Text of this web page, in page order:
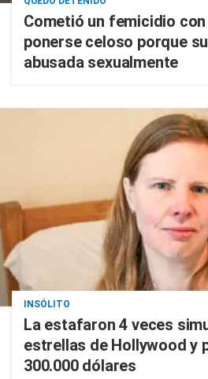
Cometió un femicidio
ponerse celoso porque
abusada sexualmente
INSÓLITO
La estafaron 4 veces
estrellas de Hollywood y
300.000 dólares